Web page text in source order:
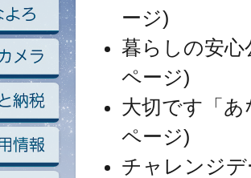
ージ)
暮らしの安心
ページ)
大切です「
ページ)
チャレンジ